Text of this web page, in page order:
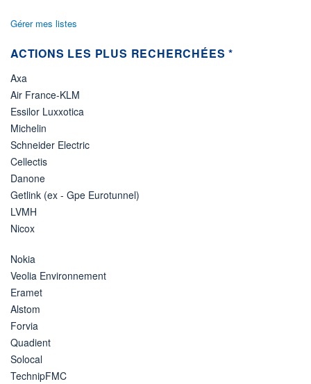
Gérer mes listes
ACTIONS LES PLUS RECHERCHÉES *
Axa
Air France-KLM
Essilor Luxxotica
Michelin
Schneider Electric
Cellectis
Danone
Getlink (ex - Gpe Eurotunnel)
LVMH
Nicox
Nokia
Veolia Environnement
Eramet
Alstom
Forvia
Quadient
Solocal
TechnipFMC